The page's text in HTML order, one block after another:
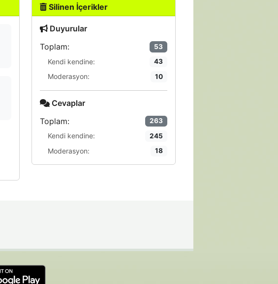
Silinen İçerikler
Duyurular
Toplam:
53
Kendi kendine: 43
Moderasyon: 10
Cevaplar
Toplam:
263
Kendi kendine: 245
Moderasyon: 18